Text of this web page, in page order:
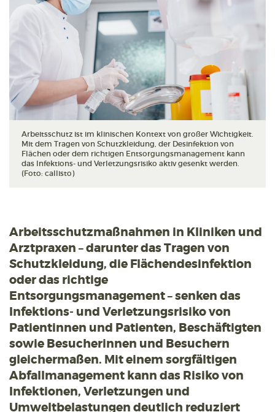
Arbeitsschutz ist im klinischen Kontext von großer Wichtigkeit.
Mit dem Tragen von Schutzkleidung, der Desinfektion von
Flächen oder dem richtigen Entsorgungsmanagement kann
das Infektions- und Verletzungsrisiko aktiv gesenkt werden.
(Foto: callisto)
Arbeitsschutzmaßnahmen in Kliniken und
Arztpraxen – darunter das Tragen von
Schutzkleidung, die Flächendesinfektion
oder das richtige
Entsorgungsmanagement – senken das
Infektions- und Verletzungsrisiko von
Patientinnen und Patienten, Beschäftigten
sowie Besucherinnen und Besuchern
gleichermaßen. Mit einem sorgfältigen
Abfallmanagement kann das Risiko von
Infektionen, Verletzungen und
Umweltbelastungen deutlich reduziert